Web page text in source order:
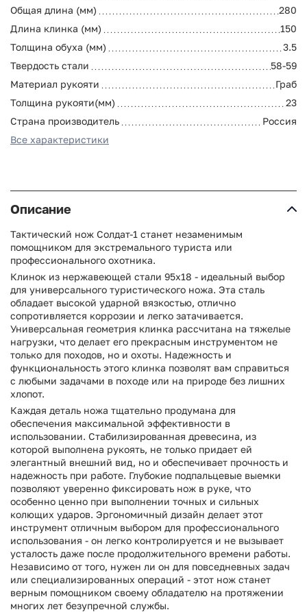
Общая длина (мм)
280
Длина клинка (мм)
150
Толщина обуха (мм)
3.5
Твердость стали
58-59
Материал рукояти
Граб
Толщина рукояти(мм)
23
Страна производитель
Россия
Все характеристики
Описание
Тактический нож Солдат-1 станет незаменимым
помощником для экстремального туриста или
профессионального охотника.
Клинок из нержавеющей стали 95х18 - идеальный выбор
для универсального туристического ножа. Эта сталь
обладает высокой ударной вязкостью, отлично
сопротивляется коррозии и легко затачивается.
Универсальная геометрия клинка рассчитана на тяжелые
нагрузки, что делает его прекрасным инструментом не
только для походов, но и охоты. Надежность и
функциональность этого клинка позволят вам справиться
с любыми задачами в походе или на природе без лишних
хлопот.
Каждая деталь ножа тщательно продумана для
обеспечения максимальной эффективности в
использовании. Стабилизированная древесина, из
которой выполнена рукоять, не только придает ей
элегантный внешний вид, но и обеспечивает прочность и
надежность при работе. Глубокие подпальцевые выемки
позволяют уверенно фиксировать нож в руке, что
особенно ценно при выполнении точных и сильных
колющих ударов. Эргономичный дизайн делает этот
инструмент отличным выбором для профессионального
использования - он легко контролируется и не вызывает
усталость даже после продолжительного времени работы.
Независимо от того, нужен ли он для повседневных задач
или специализированных операций - этот нож станет
верным помощником своему обладателю на протяжении
многих лет безупречной службы.